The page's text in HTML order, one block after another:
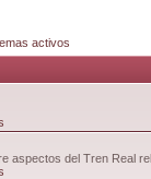
activos
aspectos del Tren Real